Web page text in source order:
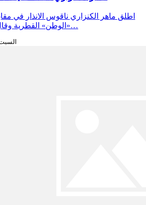
«الوطن» القطرية وقال الكنزاري انا لا اخشى…
السبت، 22 ديسمبر، 2012